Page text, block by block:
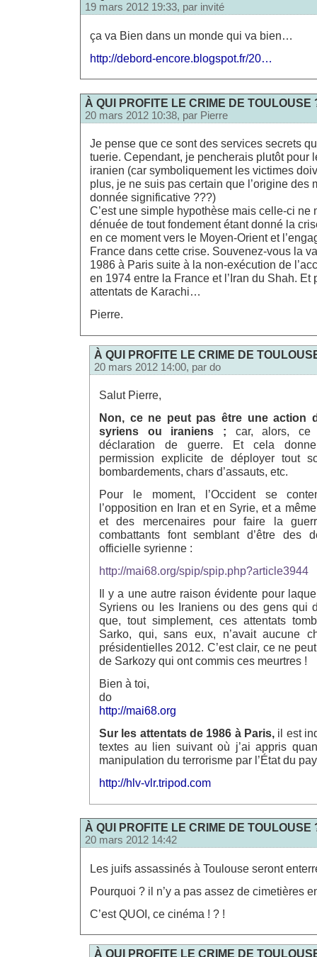
19 mars 2012 19:33, par invité
ça va Bien dans un monde qui va bien…
http://debord-encore.blogspot.fr/20…
À QUI PROFITE LE CRIME DE TOULOUSE
20 mars 2012 10:38, par Pierre
Je pense que ce sont des services secrets
tuerie. Cependant, je pencherais plutôt pour
iranien (car symboliquement les victimes
plus, je ne suis pas certain que l’origine des
donnée significative ???)
C’est une simple hypothèse mais celle-ci ne
dénuée de tout fondement étant donné la
en ce moment vers le Moyen-Orient et
France dans cette crise. Souvenez-vous la
1986 à Paris suite à la non-exécution de
en 1974 entre la France et l’Iran du Shah. Et
attentats de Karachi…
Pierre.
À QUI PROFITE LE CRIME DE
20 mars 2012 14:00, par do
Salut Pierre,
Non, ce ne peut pas être une action
syriens ou iraniens ; car, alors, ce
déclaration de guerre. Et cela
permission explicite de déployer tout
bombardements, chars d’assauts, etc.
Pour le moment, l’Occident se
l’opposition en Iran et en Syrie, et a
et des mercenaires pour faire la
combattants font semblant d’être des
officielle syrienne :
http://mai68.org/spip/spip.php?article3944
Il y a une autre raison évidente pour
Syriens ou les Iraniens ou des gens qui
que, tout simplement, ces attentats
Sarko, qui, sans eux, n’avait aucune
présidentielles 2012. C’est clair, ce ne
de Sarkozy qui ont commis ces meurtres !
Bien à toi,
do
http://mai68.org
Sur les attentats de 1986 à Paris, il est
textes au lien suivant où j’ai appris
manipulation du terrorisme par l’État du
http://hlv-vlr.tripod.com
À QUI PROFITE LE CRIME DE TOULOUSE
20 mars 2012 14:42
Les juifs assassinés à Toulouse seront
Pourquoi ? il n’y a pas assez de cimetières
C’est QUOI, ce cinéma ! ? !
À QUI PROFITE LE CRIME DE